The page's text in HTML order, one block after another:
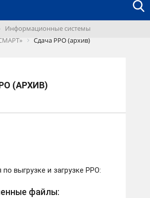
Информационные системы
Сдача РРО (архив)
(АРХИВ)
по выгрузке и загрузке РРО:
файлы: